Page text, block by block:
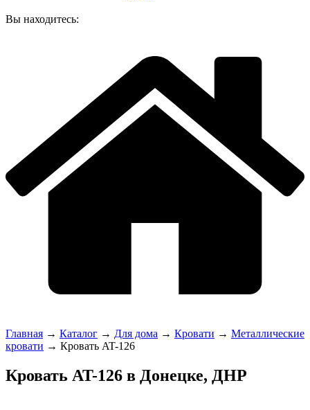
Вы находитесь:
Главная → Каталог → Для дома → Кровати → Металлические
кровати → Кровать AT-126
Кровать AT-126 в Донецке, ДНР